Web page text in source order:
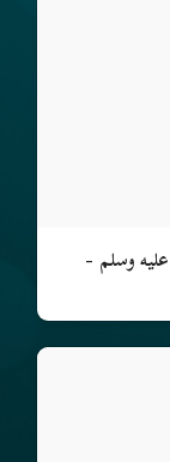
وسلم -